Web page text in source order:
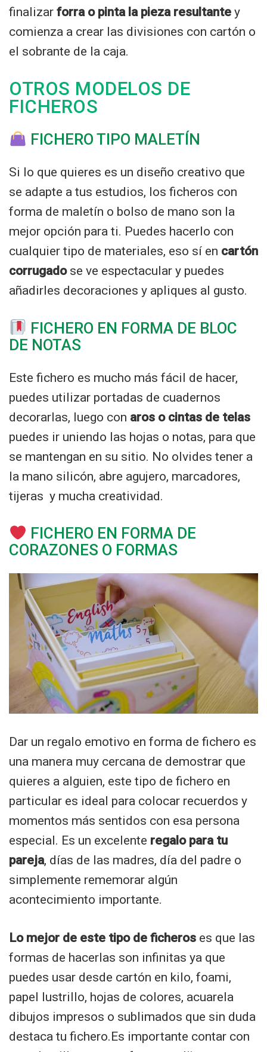
finalizar forra o pinta la pieza resultante y
comienza a crear las divisiones con cartón o
el sobrante de la caja.
OTROS MODELOS DE
FICHEROS
FICHERO TIPO MALETÍN
Si lo que quieres es un diseño creativo que
se adapte a tus estudios, los ficheros con
forma de maletín o bolso de mano son la
mejor opción para ti. Puedes hacerlo con
cualquier tipo de materiales, eso sí en cartón
corrugado se ve espectacular y puedes
añadirles decoraciones y apliques al gusto.
FICHERO EN FORMA DE BLOC
DE NOTAS
Este fichero es mucho más fácil de hacer,
puedes utilizar portadas de cuadernos
decorarlas, luego con aros o cintas de telas
puedes ir uniendo las hojas o notas, para que
se mantengan en su sitio. No olvides tener a
la mano silicón, abre agujero, marcadores,
tijeras y mucha creatividad.
FICHERO EN FORMA DE
CORAZONES O FORMAS
Dar un regalo emotivo en forma de fichero es
una manera muy cercana de demostrar que
quieres a alguien, este tipo de fichero en
particular es ideal para colocar recuerdos y
momentos más sentidos con esa persona
especial. Es un excelente regalo para tu
pareja, días de las madres, día del padre o
simplemente rememorar algún
acontecimiento importante.
Lo mejor de este tipo de ficheros es que las
formas de hacerlas son infinitas ya que
puedes usar desde cartón en kilo, foami,
papel lustrillo, hojas de colores, acuarela
dibujos impresos o sublimados que sin duda
destaca tu fichero.Es importante contar con